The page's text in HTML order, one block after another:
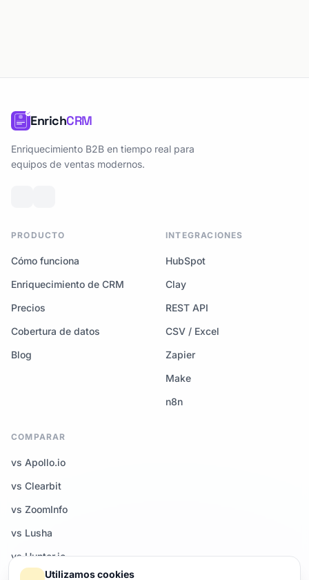
EnrichCRM
Enriquecimiento B2B en tiempo real para
equipos de ventas modernos.
PRODUCTO
Cómo funciona
Enriquecimiento de CRM
Precios
Cobertura de datos
Blog
INTEGRACIONES
HubSpot
Clay
REST API
CSV / Excel
Zapier
Make
n8n
COMPARAR
vs Apollo.io
vs Clearbit
vs ZoomInfo
vs Lusha
vs Hunter.io
Utilizamos cookies